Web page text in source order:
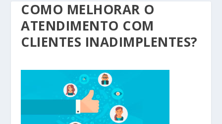
COMO MELHORAR O
ATENDIMENTO COM
CLIENTES INADIMPLENTES?